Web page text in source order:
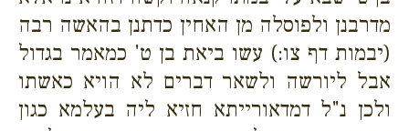
מדרבנן ולפוסלה מן האחין כדתנן בהאשה רבה
(יבמות דף צו:) עשו ביאת בן ט' כמאמר בגדול
אבל ליורשה ולשאר דברים לא הויא כאשתו
ולכן נ"ל דמדאורייתא חזיא ליה בעלמא כגון